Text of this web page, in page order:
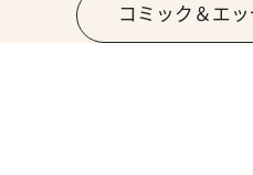
コミック＆エ